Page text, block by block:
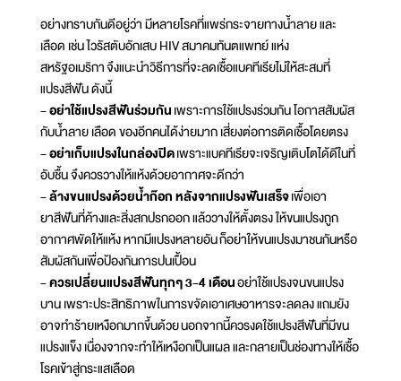
อย่างทราบกันดีอยู่ว่า มีหลายโรคที่แพร่กระจายทางน้ำลาย และ
เลือด เช่น ไวรัสตับอักเสบ HIV สมาคมทันตแพทย์ แห่ง
สหรัฐอเมริกา จึงแนะนำวิธีการที่จะลดเชื้อแบคทีเรียไม่ให้สะสมที่
แปรงสีฟัน ดังนี้
- อย่าใช้แปรงสีฟันร่วมกันเพราะการใช้แปรงร่วมกัน โอกาสสัมผัส
กับน้ำลาย เลือด ของอีกคนได้ง่ายมาก เสี่ยงต่อการติดเชื้อโดยตรง
- อย่าเก็บแปรงในกล่องปิดเพราะแบคทีเรียจะเจริญเติบโตได้ดีในที่
อับชื้น จึงควรวางให้แห้งด้วยอากาศจะดีกว่า
- ล้างขนแปรงด้วยน้ำก๊อก หลังจากแปรงฟันเสร็จเพื่อเอา
ยาสีฟันที่ค้างและสิ่งสกปรกออก แล้ววางให้ตั้งตรง ให้ขนแปรงถูก
อากาศพัดให้แห้ง หากมีแปรงหลายอัน ก็อย่าให้ขนแปรงมาชนกันหรือ
สัมผัสกันเพื่อป้องกันการปนเปื้อน
- ควรเปลี่ยนแปรงสีฟันทุกๆ 3-4 เดือนอย่าใช้แปรงจนขนแปรง
บาน เพราะประสิทธิภาพในการขจัดเอาเศษอาหารจะลดลง แถมยัง
อาจทำร้ายเหงือกมากขึ้นด้วย นอกจากนี้ควรงดใช้แปรงสีฟันที่มีขน
แปรงแข็ง เนื่องจากจะทำให้เหงือกเป็นแผล และกลายเป็นช่องทางให้เชื้อ
โรคเข้าสู่กระแสเลือด